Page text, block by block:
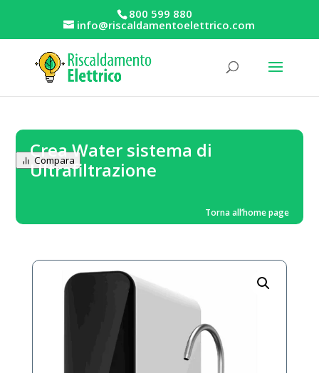
800 599 880
info@riscaldamentoelettrico.com
Crea Water sistema di
Ultrafiltrazione
Compara
Torna all’home page